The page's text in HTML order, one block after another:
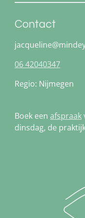
Contact
06 42040347
Regio: Nijmegen
Boek een afspraak
dinsdag, de